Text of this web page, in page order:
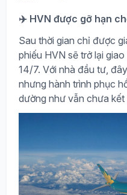
✈️ HVN được gỡ hạn
Sau thời gian chỉ được
phiếu HVN sẽ trở lại
14/7. Với nhà đầu tư,
nhưng hành trình phục
dường như vẫn chưa kết